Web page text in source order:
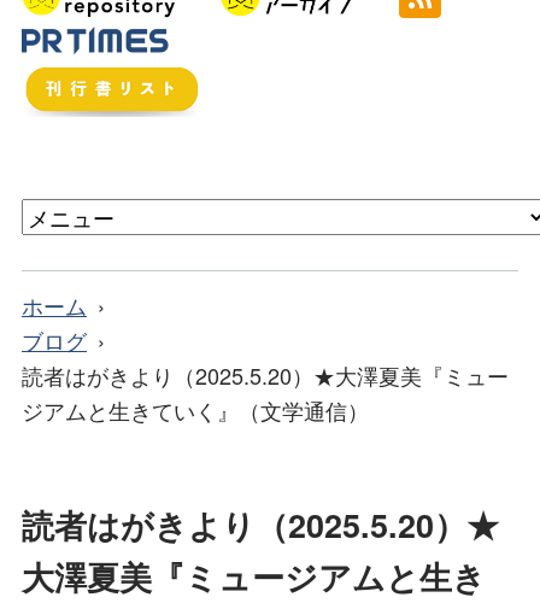
ホーム
ブログ
読者はがきより（2025.5.20）★大澤夏美『ミュー
ジアムと生きていく』（文学通信）
読者はがきより（2025.5.20）★
大澤夏美『ミュージアムと生き